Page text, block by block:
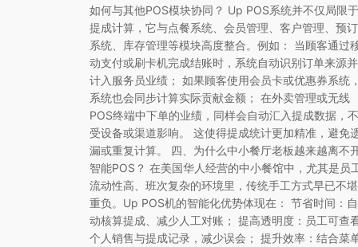
如何与其他POS模块协同？ Up POS系统并不仅局限于
提成计算，它与点餐系统、会员管理、客户管理、预订
系统、库存管理等模块高度整合。例如： 当顾客通过
动支付或刷卡机完成结账时，系统自动识别订单来源并
计入服务员业绩； 如果顾客使用会员卡或优惠券系统，
系统也会同步计算实际贡献金额； 在外卖管理或无线
POS终端中下单的业绩，同样会自动汇入提成数据，不
受设备或渠道影响。 这使得提成统计更加精准，避免
漏或重复计算。 四、为什么中小餐厅老板越来越离不
智能POS？ 在美国华人经营的中小餐馆中，尤其是员
流动性高、班次复杂的环境里，传统手工方式早已不堪
重负。Up POS机的智能化优势体现在： 节省时间：自
动核算提成、减少人工对账； 提高透明度：员工可查
个人销售与提成记录，减少误会； 提升效率：结合菜